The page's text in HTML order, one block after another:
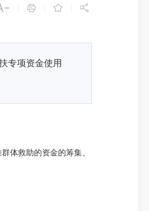
  
专项资金使用
体救助的资金的筹集、